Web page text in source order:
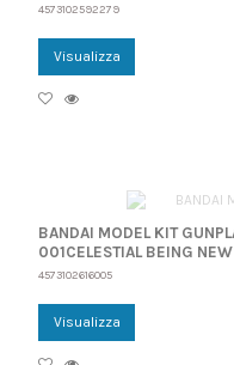
4573102592279
Visualizza
BANDAI MODEL KIT
001CELESTIAL BEING
4573102616005
Visualizza